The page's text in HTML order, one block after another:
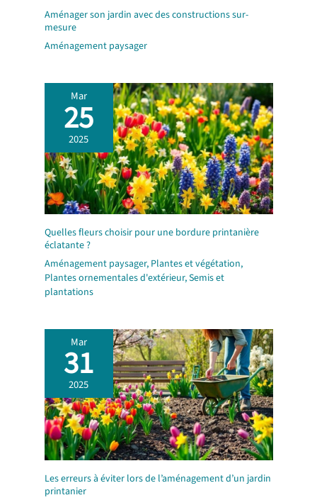
Aménager son jardin avec des constructions sur-
mesure
Aménagement paysager
Mar
25
2025
Quelles fleurs choisir pour une bordure printanière
éclatante ?
Aménagement paysager, Plantes et végétation,
Plantes ornementales d'extérieur,Semis et
plantations
Mar
31
2025
Les erreurs à éviter lors de l’aménagement d’un jardin
printanier